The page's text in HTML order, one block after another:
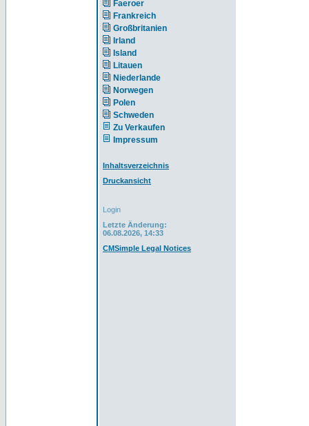
Faeroer
Frankreich
Großbritanien
Irland
Island
Litauen
Niederlande
Norwegen
Polen
Schweden
Zu Verkaufen
Impressum
Inhaltsverzeichnis
Druckansicht
Login
Letzte Änderung:
06.08.2026, 14:33
CMSimple Legal Notices